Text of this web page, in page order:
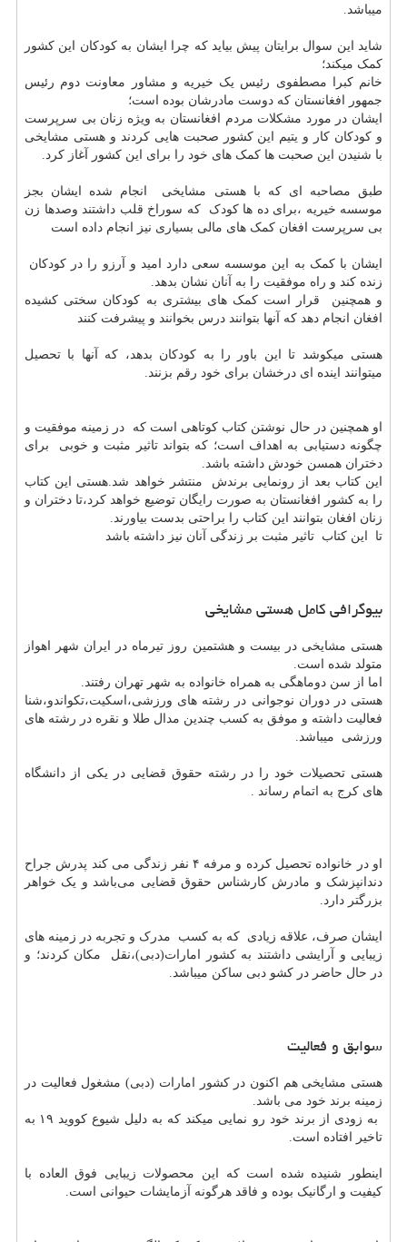
میباشد.
شاید این سوال برایتان پیش بیاید که چرا ایشان به کودکان این کشور
کمک میکند؛
خانم کبرا مصطفوی رئیس یک خیریه و مشاور معاونت دوم رئیس
جمهور افغانستان که دوست مادرشان بوده است؛
ایشان در مورد مشکلات مردم افغانستان به ویژه زنان بی سرپرست
و کودکان کار و یتیم این کشور صحبت هایی کردند و هستی مشایخی
با شنیدن این صحبت ها کمک های خود را برای این کشور آغاز کرد.
طبق مصاحبه ای که با هستی مشایخی انجام شده ایشان بجز
موسسه خیریه ،برای ده ها کودک که سوراخ قلب داشتند وصدها زن
بی سرپرست افغان کمک های مالی بسیاری نیز انجام داده است
ایشان با کمک به این موسسه سعی دارد امید و آرزو را در کودکان
زنده کند و راه موفقیت را به آنان نشان بدهد.
و همچنین قرار است کمک های بیشتری به کودکان سختی کشیده
افغان انجام دهد که آنها بتوانند درس بخوانند و پیشرفت کنند
هستی میکوشد تا این باور را به کودکان بدهد، که آنها با تحصیل
میتوانند اینده ای درخشان برای خود رقم بزنند.
او همچنین در حال نوشتن کتاب کوتاهی است که در زمینه موفقیت و
چگونه دستیابی به اهداف است؛ که بتواند تاثیر مثبت و خوبی برای
دختران همسن خودش داشته باشد.
این کتاب بعد از رونمایی برندش منتشر خواهد شد.هستی این کتاب
را به کشور افغانستان به صورت رایگان توضیع خواهد کرد،تا دختران و
زنان افغان بتوانند این کتاب را براحتی بدست بیاورند.
تا این کتاب تاثیر مثبت بر زندگی آنان نیز داشته باشد
بیوگرافی کامل هستی مشایخی
هستی مشایخی در بیست و هشتمین روز تیرماه در ایران شهر اهواز
متولد شده است.
اما از سن دوماهگی به همراه خانواده به شهر تهران رفتند.
هستی در دوران نوجوانی در رشته های ورزشی،اسکیت،تکواندو،شنا
فعالیت داشته و موفق به کسب چندین مدال طلا و نقره در رشته های
ورزشی میباشد.
هستی تحصیلات خود را در رشته حقوق قضایی در یکی از دانشگاه
های کرج به اتمام رساند .
او در خانواده تحصیل کرده و مرفه ۴ نفر زندگی می کند پدرش جراح
دندانپزشک و مادرش کارشناس حقوق قضایی می‌باشد و یک خواهر
بزرگتر دارد.
ایشان صرف، علاقه زیادی که به کسب مدرک و تجربه در زمینه های
زیبایی و آرایشی داشتند به کشور امارات(دبی)،نقل مکان کردند؛ و
در حال حاضر در کشو دبی ساکن میباشد.
سوابق و فعالیت
هستی مشایخی هم اکنون در کشور امارات (دبی) مشغول فعالیت در
زمینه برند خود می باشد.
به زودى از برند خود رو نمايى ميكند که به دلیل شیوع کووید ۱۹ به
تاخیر افتاده است.
اینطور شنیده شده است که این محصولات زیبایی فوق العاده با
کیفیت و ارگانیک بوده و فاقد هرگونه آزمایشات حیوانی است.